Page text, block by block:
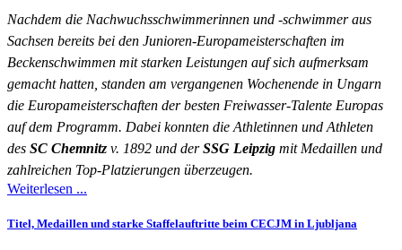
Nachdem die Nachwuchsschwimmerinnen und -schwimmer aus
Sachsen bereits bei den Junioren-Europameisterschaften im
Beckenschwimmen mit starken Leistungen auf sich aufmerksam
gemacht hatten, standen am vergangenen Wochenende in Ungarn
die Europameisterschaften der besten Freiwasser-Talente Europas
auf dem Programm. Dabei konnten die Athletinnen und Athleten
des SC Chemnitz v. 1892 und derSSG Leipzig mit Medaillen und
zahlreichen Top-Platzierungen überzeugen.
Weiterlesen ...
Titel, Medaillen und starke Staffelauftritte beim CECJM in Ljubljana